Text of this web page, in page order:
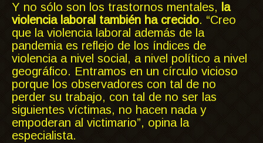
Y no sólo son los trastornos mentales, la
violencia laboral también ha crecido. “Creo
que la violencia laboral además de la
pandemia es reflejo de los índices de
violencia a nivel social, a nivel político a nivel
geográfico. Entramos en un círculo vicioso
porque los observadores con tal de no
perder su trabajo, con tal de no ser las
siguientes víctimas, no hacen nada y
empoderan al victimario”, opina la
especialista.